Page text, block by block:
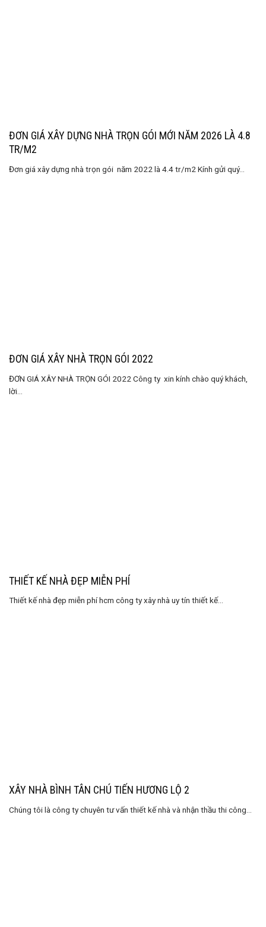
ĐƠN GIÁ XÂY DỰNG NHÀ TRỌN GÓI MỚI NĂM 2026 LÀ 4.8
TR/M2
Đơn giá xây dựng nhà trọn gói năm 2022 là 4.4 tr/m2 Kính gửi quý...
ĐƠN GIÁ XÂY NHÀ TRỌN GÓI 2022
ĐƠN GIÁ XÂY NHÀ TRỌN GÓI 2022 Công ty xin kính chào quý khách,
lời...
THIẾT KẾ NHÀ ĐẸP MIỄN PHÍ
Thiết kế nhà đẹp miễn phí hcm công ty xây nhà uy tín thiết kế...
XÂY NHÀ BÌNH TÂN CHÚ TIẾN HƯƠNG LỘ 2
Chúng tôi là công ty chuyên tư vấn thiết kế nhà và nhận thầu thi công...